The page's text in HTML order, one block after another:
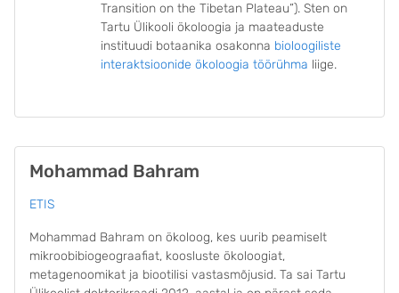
Transition on the Tibetan Plateau”). Sten on
Tartu Ülikooli ökoloogia ja maateaduste
instituudi botaanika osakonna bioloogiliste
interaktsioonide ökoloogia töörühma liige.
Mohammad Bahram
ETIS
Mohammad Bahram on ökoloog, kes uurib peamiselt
mikroobibiogeograafiat, koosluste ökoloogiat,
metagenoomikat ja biootilisi vastasmõjusid. Ta sai Tartu